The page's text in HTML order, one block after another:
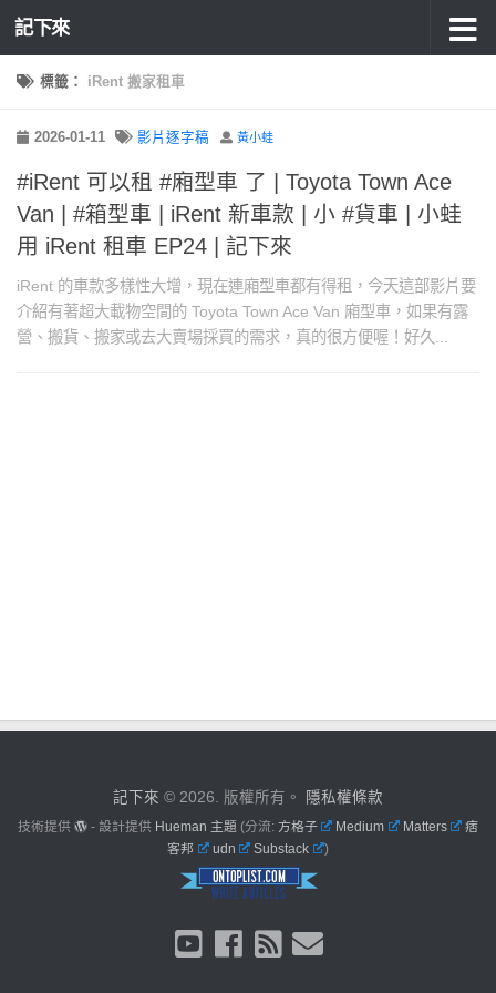
記下來
標籤： iRent 搬家租車
2026-01-11 影片逐字稿 黃小蛙
#iRent 可以租 #廂型車 了 | Toyota Town Ace
Van | #箱型車 | iRent 新車款 | 小 #貨車 | 小蛙
用 iRent 租車 EP24 | 記下來
iRent 的車款多樣性大增，現在連廂型車都有得租，今天這部影片要
介紹有著超大載物空間的 Toyota Town Ace Van 廂型車，如果有露
營、搬貨、搬家或去大賣場採買的需求，真的很方便喔！好久...
記下來 © 2026. 版權所有。 隱私權條款
技術提供 - 設計提供 Hueman 主題 (分流: 方格子 Medium Matters
痞
客邦
udn Substack )